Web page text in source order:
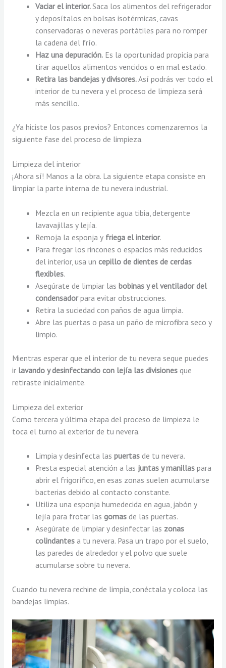
Vaciar el interior. Saca los alimentos del refrigerador
y deposítalos en bolsas isotérmicas, cavas
conservadoras o neveras portátiles para no romper
la cadena del frío.
Haz una depuración. Es la oportunidad propicia para
tirar aquellos alimentos vencidos o en mal estado.
Retira las bandejas y divisores.Así podrás ver todo el
interior de tu nevera y el proceso de limpieza será
más sencillo.
¿Ya hiciste los pasos previos? Entonces comenzaremos la
siguiente fase del proceso de limpieza.
Limpieza del interior
¡Ahora sí! Manos a la obra. La siguiente etapa consiste en
limpiar la parte interna de tu nevera industrial.
Mezcla en un recipiente agua tibia, detergente
lavavajillas y lejía.
Remoja la esponja y friega el interior.
Para fregar los rincones o espacios más reducidos
del interior, usa uncepillo de dientes de cerdas
flexibles.
Asegúrate de limpiar lasbobinas y el ventilador del
condensadorpara evitar obstrucciones.
Retira la suciedad con paños de agua limpia.
Abre las puertas o pasa un paño de microfibra seco y
limpio.
Mientras esperar que el interior de tu nevera seque puedes
ir lavando y desinfectando con lejía las divisionesque
retiraste inicialmente.
Limpieza del exterior
Como tercera y última etapa del proceso de limpieza le
toca el turno al exterior de tu nevera.
Limpia y desinfecta laspuertasde tu nevera.
Presta especial atención a las juntas y manillas para
abrir el frigorífico, en esas zonas suelen acumularse
bacterias debido al contacto constante.
Utiliza una esponja humedecida en agua, jabón y
lejía para frotar lasgomasde las puertas.
Asegúrate de limpiar y desinfectar las zonas
colindantes a tu nevera. Pasa un trapo por el suelo,
las paredes de alrededor y el polvo que suele
acumularse sobre tu nevera.
Cuando tu nevera rechine de limpia, conéctala y coloca las
bandejas limpias.